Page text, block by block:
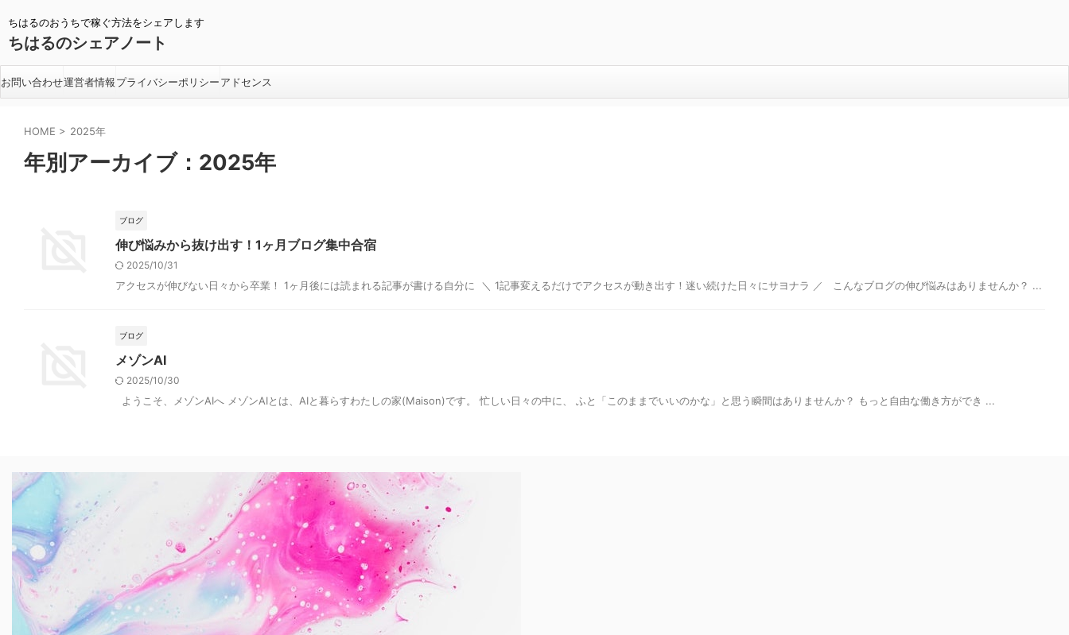
ちはるのおうちで稼ぐ方法をシェアします
ちはるのシェアノート
お問い合わせ運営者情報プライバシーポリシーアドセンス
HOME > 2025年
年別アーカイブ：2025年
ブログ
伸び悩みから抜け出す！1ヶ月ブログ集中合宿
2025/10/31
アクセスが伸びない日々から卒業！ 1ヶ月後には読まれる記事が書ける自分に ＼ 1記事変えるだけでアクセスが動き出す！迷い続けた日々にサヨナラ ／ こんなブログの伸び悩みはありませんか？ ...
ブログ
メゾンAI
2025/10/30
ようこそ、メゾンAIへ メゾンAIとは、AIと暮らすわたしの家(Maison)です。 忙しい日々の中に、 ふと「このままでいいのかな」と思う瞬間はありませんか？ もっと自由な働き方ができ ...